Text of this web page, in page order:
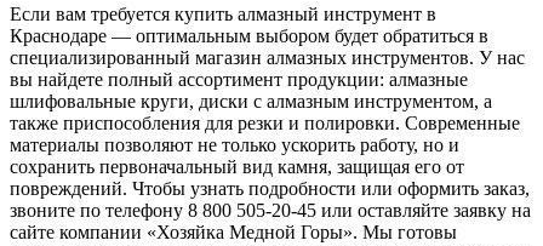
Если вам требуется купить алмазный инструмент в
Краснодаре — оптимальным выбором будет обратиться в
специализированный магазин алмазных инструментов. У нас
вы найдете полный ассортимент продукции: алмазные
шлифовальные круги, диски с алмазным инструментом, а
также приспособления для резки и полировки. Современные
материалы позволяют не только ускорить работу, но и
сохранить первоначальный вид камня, защищая его от
повреждений. Чтобы узнать подробности или оформить заказ,
звоните по телефону 8 800 505-20-45 или оставляйте заявку на
сайте компании «Хозяйка Медной Горы». Мы готовы